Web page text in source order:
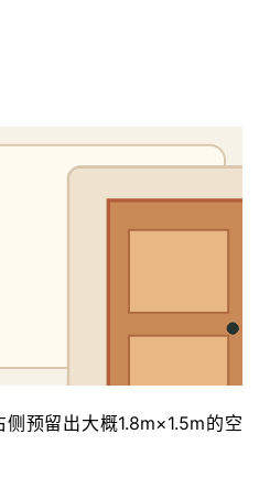
预留出大概1.8m×1.5m的空